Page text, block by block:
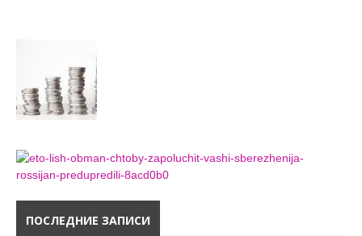
ПОСЛЕДНИЕ ЗАПИСИ